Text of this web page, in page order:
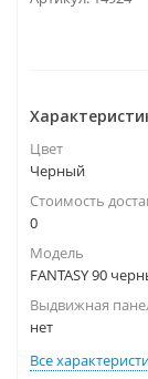
Цвет
Черный
Стоимость
0
Модель
FANTASY 90
Выдвижная
нет
Все